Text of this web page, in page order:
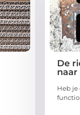
De
naar
Heb